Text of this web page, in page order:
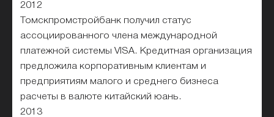
2012
Томскпромстройбанк получил статус
ассоциированного члена международной
платежной системы VISA. Кредитная организация
предложила корпоративным клиентам и
предприятиям малого и среднего бизнеса
расчеты в валюте китайский юань.
2013